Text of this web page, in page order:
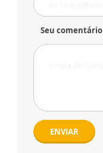
Seu comentário
ENVIAR